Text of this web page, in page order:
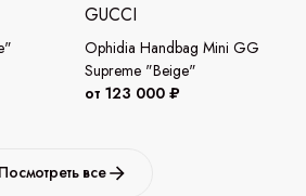
GUCCI
Ophidia Handbag Mini GG
Supreme "Beige"
от 123 000 ₽
Посмотреть все